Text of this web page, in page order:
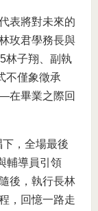
表將對未來的
玫君學務長與
林子翔、副執
不僅象徵承
在畢業之際回
，全場最後
輔導員引領
後，執行長林
，回憶一路走